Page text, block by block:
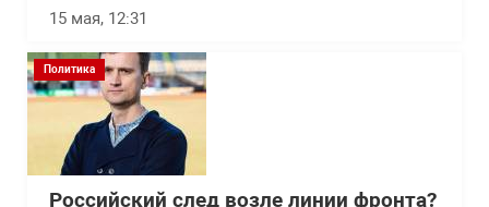
15 мая, 12:31
Политика
Российский след возле линии фронта?